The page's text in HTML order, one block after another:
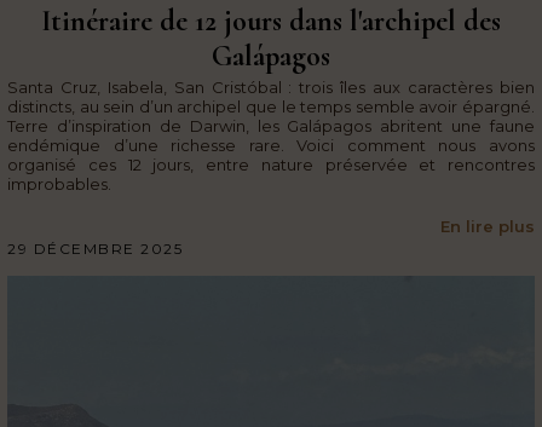
Itinéraire de 12 jours dans l'archipel des
Galápagos
Santa Cruz, Isabela, San Cristóbal : trois îles aux caractères bien
distincts, au sein d’un archipel que le temps semble avoir épargné.
Terre d’inspiration de Darwin, les Galápagos abritent une faune
endémique d’une richesse rare. Voici comment nous avons
organisé ces 12 jours, entre nature préservée et rencontres
improbables.
En lire plus
29 DÉCEMBRE 2025